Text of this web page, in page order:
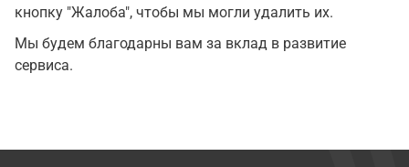
кнопку "Жалоба", чтобы мы могли удалить их.
Мы будем благодарны вам за вклад в развитие
сервиса.